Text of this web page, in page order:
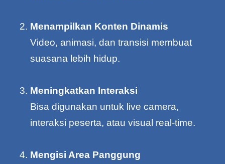
Menampilkan Konten Dinamis
Video, animasi, dan transisi membuat
suasana lebih hidup.
Meningkatkan Interaksi
Bisa digunakan untuk live camera,
interaksi peserta, atau visual real-time.
Mengisi Area Panggung